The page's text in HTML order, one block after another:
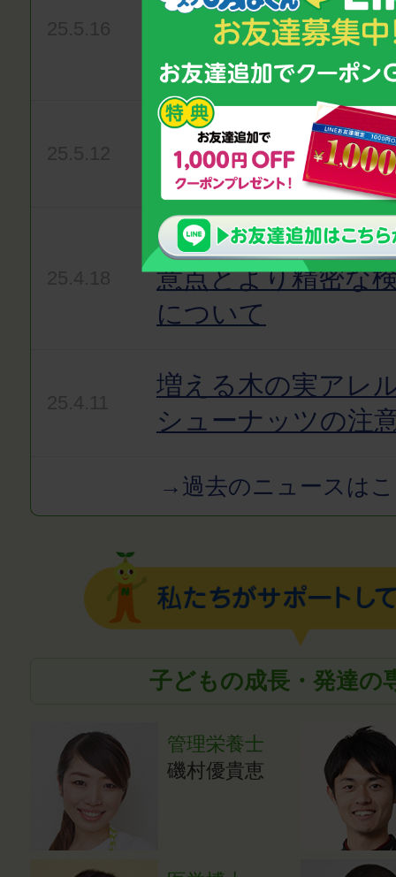
服薬コンプライア
て〜
子どもの慢性的な
丈夫？
妊娠糖尿病ってど
意点とより精密な
について
増える木の実アレ
シューナッツの注
→過去のニュースは
子どもの成長・発達の
管理栄養士
磯村優貴恵